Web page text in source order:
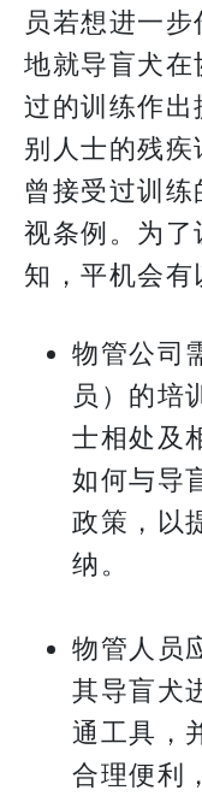
员若想进一
地就导盲犬
过的训练作
别人士的残
曾接受过训
视条例。为
知，平机会有
物管公司
员）的培
士相处及
如何与导
政策，以
纳。
物管人员
其导盲犬
通工具，
合理便利